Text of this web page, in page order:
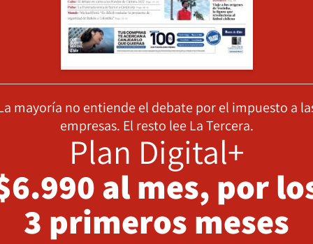
mayoría no entiende el debate por el impuesto a
empresas. El resto lee La Tercera.
Plan Digital+
al mes, por
3 primeros meses